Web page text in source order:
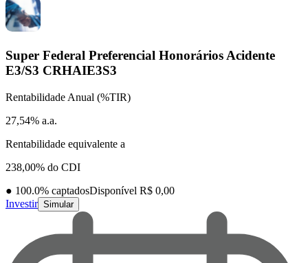
Super Federal Preferencial Honorários Acidente
E3/S3 CRHAIE3S3
Rentabilidade Anual (%TIR)
27,54% a.a.
Rentabilidade equivalente a
238,00% do CDI
● 100.0% captadosDisponível R$ 0,00
Investir Simular